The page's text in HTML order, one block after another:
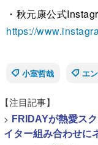
・秋元康公式
https://
小室哲哉
エ
【注目記事】
> FRIDAYが熱愛ス
イター組み合わせに